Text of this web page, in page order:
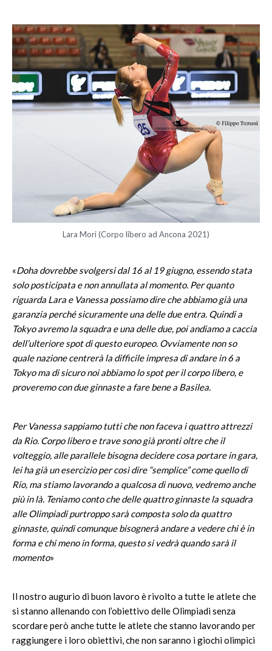
Lara Mori (Corpo libero ad Ancona 2021)
«Doha dovrebbe svolgersi dal 16 al 19 giugno, essendo stata
solo posticipata e non annullata al momento. Per quanto
riguarda Lara e Vanessa possiamo dire che abbiamo già una
garanzia perché sicuramente una delle due entra. Quindi a
Tokyo avremo la squadra e una delle due, poi andiamo a caccia
dell’ulteriore spot di questo europeo. Ovviamente non so
quale nazione centrerà la difficile impresa di andare in 6 a
Tokyo ma di sicuro noi abbiamo lo spot per il corpo libero, e
proveremo con due ginnaste a fare bene a Basilea.
Per Vanessa sappiamo tutti che non faceva i quattro attrezzi
da Rio. Corpo libero e trave sono già pronti oltre che il
volteggio, alle parallele bisogna decidere cosa portare in gara,
lei ha già un esercizio per così dire “semplice” come quello di
Rio, ma stiamo lavorando a qualcosa di nuovo, vedremo anche
più in là. Teniamo conto che delle quattro ginnaste la squadra
alle Olimpiadi purtroppo sarà composta solo da quattro
ginnaste, quindi comunque bisognerà andare a vedere chi è in
forma e chi meno in forma, questo si vedrà quando sarà il
momento»
Il nostro augurio di buon lavoro è rivolto a tutte le atlete che
si stanno allenando con l’obiettivo delle Olimpiadi senza
scordare però anche tutte le atlete che stanno lavorando per
raggiungere i loro obiettivi, che non saranno i giochi olimpici